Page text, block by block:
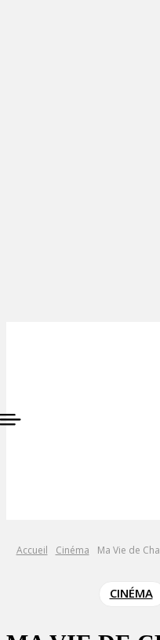
Accueil Cinéma Ma Vie de
CINÉMA